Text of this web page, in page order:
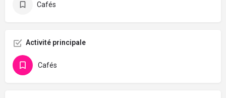
Cafés
Activité principale
Cafés